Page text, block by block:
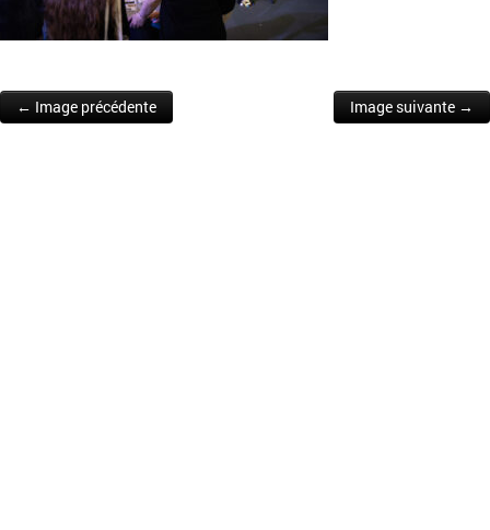
Post navigation
← Image précédente Image suivante →